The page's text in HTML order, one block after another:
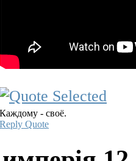
Каждому - своё.
Reply Quote